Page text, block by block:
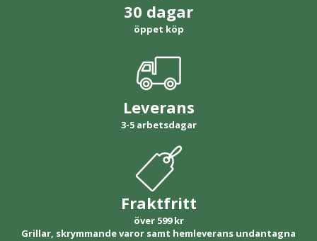
30 dagar
öppet köp
Leverans
3-5 arbetsdagar
Fraktfritt
över 599 kr
Grillar, skrymmande varor samt hemleverans undantagna